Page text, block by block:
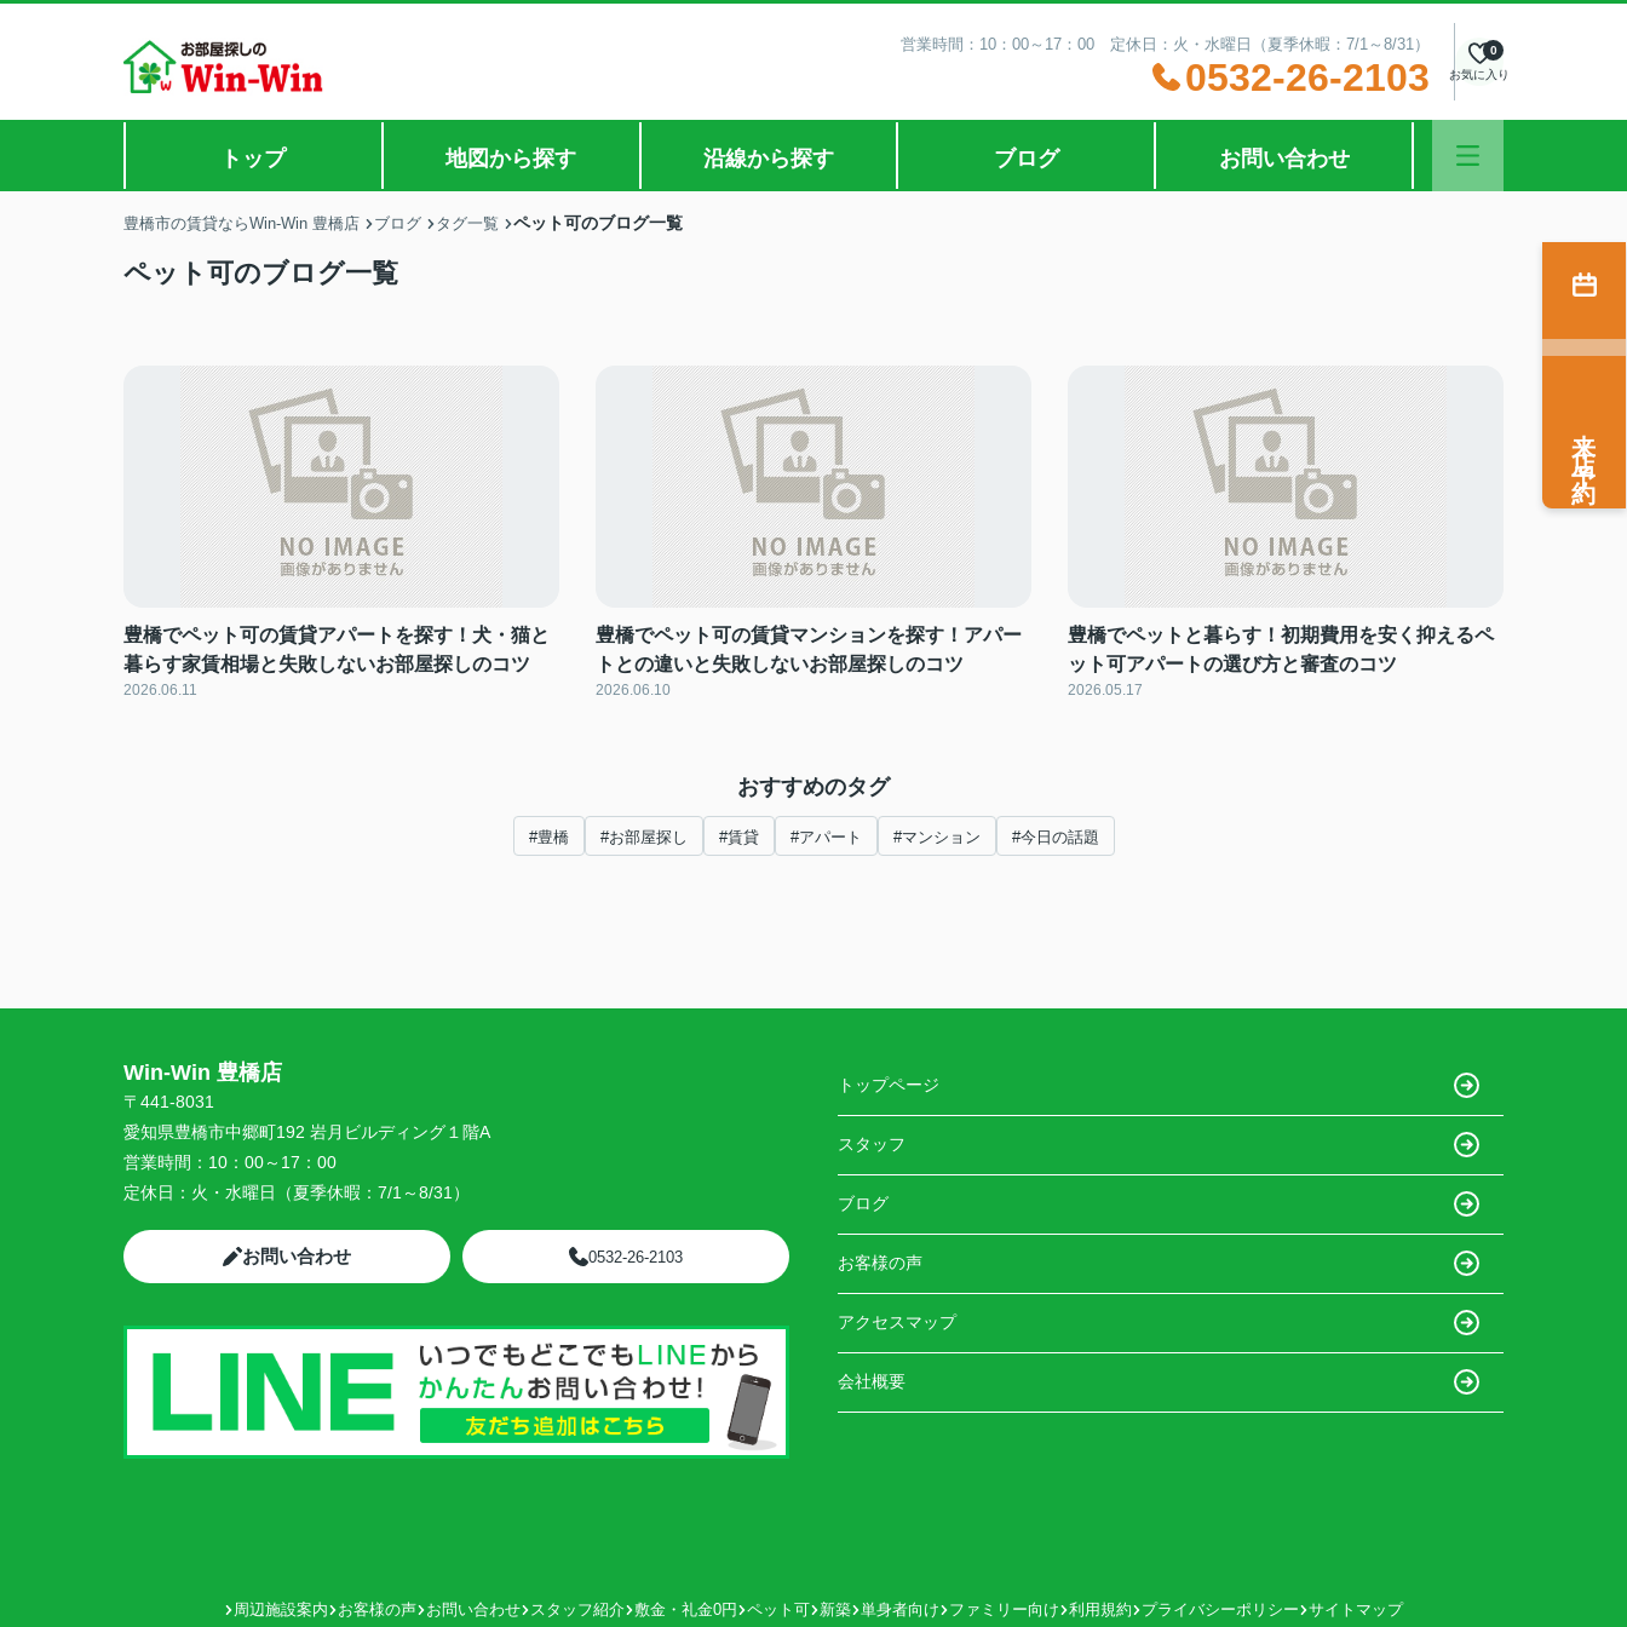
営業時間：10：00～17：00 定休日：火・水曜日（夏季休暇：7/1～8/31）
0532-26-2103 お気に入り
0
トップ 地図から探す 沿線から探す ブログ お問い合わせ
豊橋市の賃貸ならWin-Win 豊橋店 ブログ タグ一覧 ペット可のブログ一覧
ペット可のブログ一覧
豊橋でペット可の賃貸アパートを探す！犬・猫と
暮らす家賃相場と失敗しないお部屋探しのコツ
2026.06.11
豊橋でペット可の賃貸マンションを探す！アパー
トとの違いと失敗しないお部屋探しのコツ
2026.06.10
豊橋でペットと暮らす！初期費用を安く抑えるペ
ット可アパートの選び方と審査のコツ
2026.05.17
おすすめのタグ
#豊橋 #お部屋探し #賃貸 #アパート #マンション #今日の話題
来店予約
Win-Win 豊橋店
〒441-8031
愛知県豊橋市中郷町192 岩月ビルディング１階A
営業時間： 10：00～17：00
定休日： 火・水曜日（夏季休暇：7/1～8/31）
お問い合わせ 0532-26-2103
トップページ
スタッフ
ブログ
お客様の声
アクセスマップ
会社概要
周辺施設案内 お客様の声 お問い合わせ スタッフ紹介 敷金・礼金0円 ペット可 新築 単身者向け ファミリー向け 利用規約 プライバシーポリシー サイトマップ